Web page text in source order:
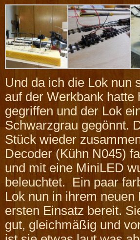
Und da ich die Lok nun
auf der Werkbank hatte
gegriffen und der Lok
Schwarzgrau gegönnt.
Stück wieder
Decoder (Kühn N045)
und mit eine MiniLED
beleuchtet. Ein paar
Lok nun in ihrem
ersten Einsatz bereit.
gut, gleichmäßig und